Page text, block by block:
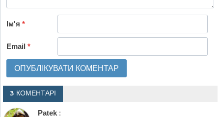
Ім'я*
Email*
3 КОМЕНТАРІ
Patek :